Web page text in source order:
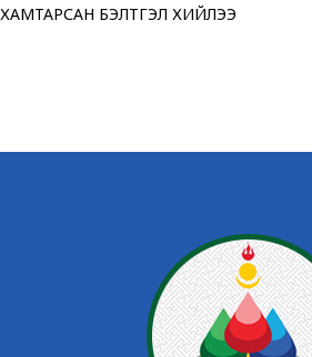
ХАМТАРСАН БЭЛТГЭЛ ХИЙЛЭЭ